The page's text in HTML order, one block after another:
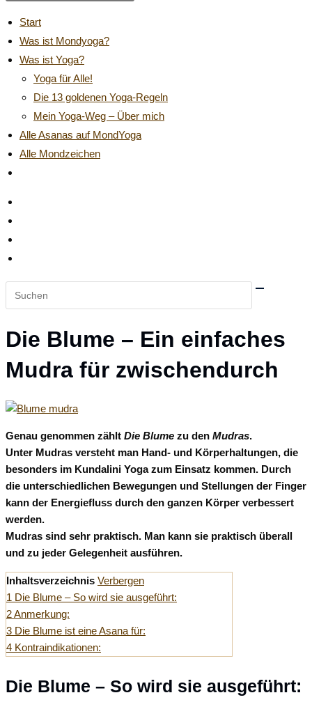
durchsuchen
panel.
Start
Was ist Mondyoga?
Was ist Yoga?
Yoga für Alle!
Die 13 goldenen Yoga-Regeln
Mein Yoga-Weg – Über mich
Alle Asanas auf MondYoga
Alle Mondzeichen
Website
durchsuchen
Die Blume – Ein einfaches
Mudra für zwischendurch
Genau genommen zählt Die Blume zu den Mudras.
Unter Mudras versteht man Hand- und Körperhaltungen, die
besonders im Kundalini Yoga zum Einsatz kommen. Durch
die unterschiedlichen Bewegungen und Stellungen der Finger
kann der Energiefluss durch den ganzen Körper verbessert
werden.
Mudras sind sehr praktisch. Man kann sie praktisch überall
und zu jeder Gelegenheit ausführen.
Inhaltsverzeichnis Verbergen
1 Die Blume – So wird sie ausgeführt:
2Anmerkung:
3 Die Blume ist eine Asana für:
4 Kontraindikationen:
Die Blume – So wird sie ausgeführt: